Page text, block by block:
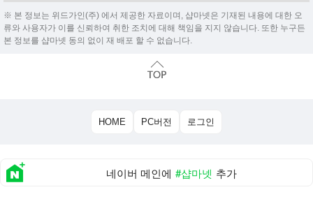
※ 본 정보는 위드가인(주) 에서 제공한 자료이며, 샵마넷은 기재된 내용에 대한 오
류와 사용자가 이를 신뢰하여 취한 조치에 대해 책임을 지지 않습니다. 또한 누구든
본 정보를 샵마넷 동의 없이 재 배포 할 수 없습니다.
HOME PC버전 로그인
네이버 메인에 #샵마넷 추가